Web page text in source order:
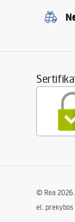
© Rea 2026
el.